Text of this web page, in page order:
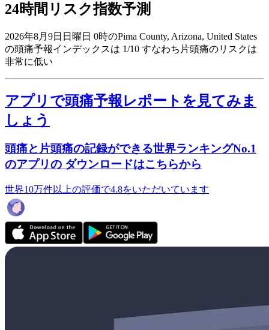
24時間リスク指数予測
2026年8月9日日曜日 0時のPima County, Arizona, United States
の頭痛予報インデックスは 1/10 すなわち片頭痛のリスクは
非常に低い
アプリで頭痛予報レポートを見てみま
しょう
頭痛と片頭痛の記録ができる世界ランキングNo.1
のアプリの ダウンロードはこちらから
世界10万件以上の評価で4.8をいただいています